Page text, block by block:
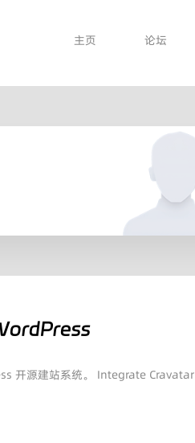
主页 论坛
开源建站系统。 Integrate Cravatar